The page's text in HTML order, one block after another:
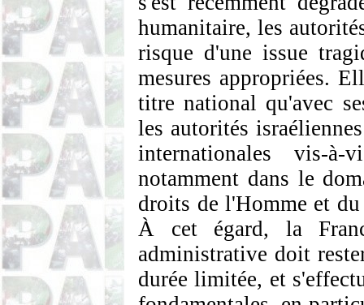
humanitaire, les
risque d'une issue
mesures appropriées.
titre national qu'avec
les autorités
internationales vis-à-
notamment dans le
droits de l'Homme et
À cet égard, la
administrative doit
durée limitée, et